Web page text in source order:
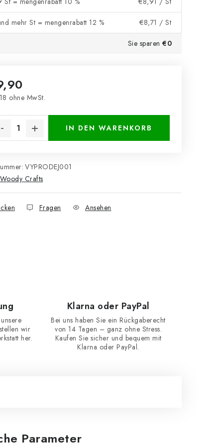
mehr St = mengenrabatt 12 % €8,71 / St
Sie sparen €0
ohne MwSt.
IN DEN WARENKORB
VYPRODEJ001
Woody Crafts
Fragen Ansehen
wir
her.
Klarna oder PayPal
Bei uns haben Sie ein Rückgaberecht
von 14 Tagen – ganz ohne Stress.
Kaufen Sie sicher und bequem mit
Klarna oder PayPal.
Parameter